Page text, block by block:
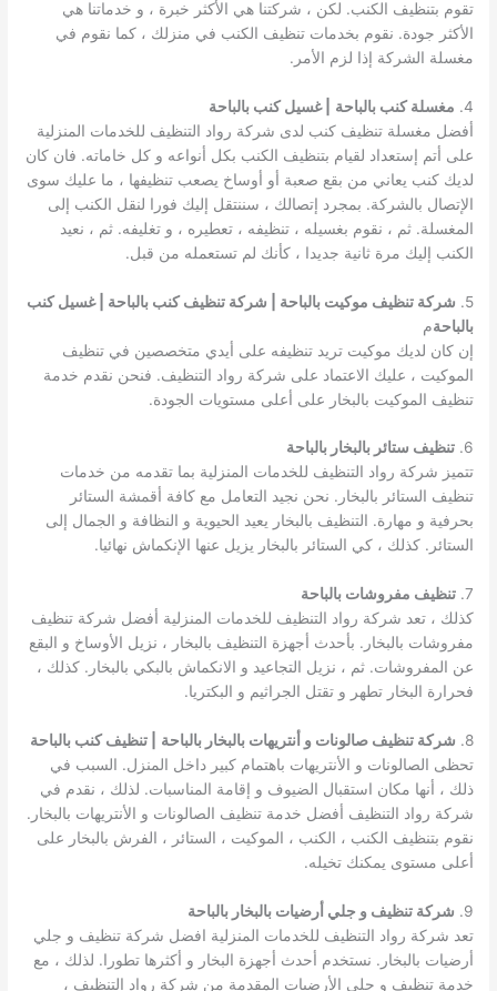
تقوم بتنظيف الكنب. لكن ، شركتنا هي الأكثر خبرة ، و خدماتنا هي
الأكثر جودة. نقوم بخدمات تنظيف الكنب في منزلك ، كما نقوم في
مغسلة الشركة إذا لزم الأمر.
4. مغسلة كنب بالباحة
| غسيل كنب بالباحة
أفضل مغسلة تنظيف كنب لدى شركة رواد التنظيف للخدمات المنزلية
على أتم إستعداد لقيام بتنظيف الكنب بكل أنواعه و كل خاماته. فان كان
لديك كنب يعاني من بقع صعبة أو أوساخ يصعب تنظيفها ، ما عليك سوى
الإتصال بالشركة. بمجرد إتصالك ، سننتقل إليك فورا لنقل الكنب إلى
المغسلة. ثم ، نقوم بغسيله ، تنظيفه ، تعطيره ، و تغليفه. ثم ، نعيد
الكنب إليك مرة ثانية جديدا ، كأنك لم تستعمله من قبل.
5.
شركة تنظيف موكيت بالباحة | شركة تنظيف كنب بالباحة | غسيل كنب
بالباحةم
إن كان لديك موكيت تريد تنظيفه على أيدي متخصصين في تنظيف
الموكيت ، عليك الاعتماد على شركة رواد التنظيف. فنحن نقدم خدمة
تنظيف الموكيت بالبخار على أعلى مستويات الجودة.
6. تنظيف ستائر بالبخار بالباحة
تتميز شركة رواد التنظيف للخدمات المنزلية بما تقدمه من خدمات
تنظيف الستائر بالبخار. نحن نجيد التعامل مع كافة أقمشة الستائر
بحرفية و مهارة. التنظيف بالبخار يعيد الحيوية و النظافة و الجمال إلى
الستائر. كذلك ، كي الستائر بالبخار يزيل عنها الإنكماش نهائيا.
7. تنظيف مفروشات بالباحة
كذلك ، تعد شركة رواد التنظيف للخدمات المنزلية أفضل شركة تنظيف
مفروشات بالبخار. بأحدث أجهزة التنظيف بالبخار ، نزيل الأوساخ و البقع
عن المفروشات. ثم ، نزيل التجاعيد و الانكماش بالبكي بالبخار. كذلك ،
فحرارة البخار تطهر و تقتل الجراثيم و البكتريا.
8. شركة تنظيف صالونات و أنتريهات بالبخار بالباحة
| تنظيف كنب بالباحة
تحظى الصالونات و الأنتريهات باهتمام كبير داخل المنزل. السبب في
ذلك ، أنها مكان استقبال الضيوف و إقامة المناسبات. لذلك ، نقدم في
شركة رواد التنظيف أفضل خدمة تنظيف الصالونات و الأنتريهات بالبخار.
نقوم بتنظيف الكنب ، الكنب ، الموكيت ، الستائر ، الفرش بالبخار على
أعلى مستوى يمكنك تخيله.
9.
شركة تنظيف و جلي أرضيات بالبخار بالباحة
تعد شركة رواد التنظيف للخدمات المنزلية افضل شركة تنظيف و جلي
أرضيات بالبخار. نستخدم أحدث أجهزة البخار و أكثرها تطورا. لذلك ، مع
خدمة تنظيف و جلي الأرضيات المقدمة من شركة رواد التنظيف ،